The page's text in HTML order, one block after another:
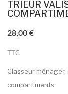
TRIEUR
28,00 €
TTC
Classeur
compartiments.